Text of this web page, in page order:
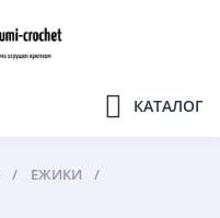
КАТАЛОГ
ЕЖИКИ